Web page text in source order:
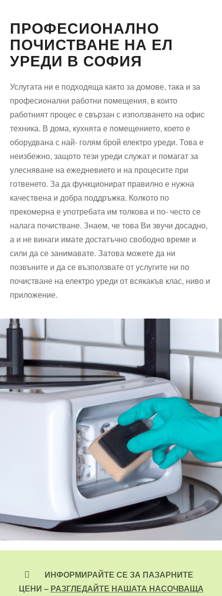
ПРОФЕСИОНАЛНО
ПОЧИСТВАНЕ НА ЕЛ
УРЕДИ В СОФИЯ
Услугата ни е подходяща както за домове, така и за
професионални работни помещения, в които
работният процес е свързан с използването на офис
техника. В дома, кухнята е помещението, което е
оборудвана с най- голям брой електро уреди. Това е
неизбежно, защото тези уреди служат и помагат за
улесняване на ежедневието и на процесите при
готвенето. За да функционират правилно е нужна
качествена и добра поддръжка. Колкото по
прекомерна е употребата им толкова и по- често се
налага почистване. Знаем, че това Ви звучи досадно,
а и не винаги имате достатъчно свободно време и
сили да се занимавате. Затова можете да ни
позвъните и да се възползвате от услугите ни по
почистване на електро уреди от всякакъв клас, ниво и
приложение.
ИНФОРМИРАЙТЕ СЕ ЗА ПАЗАРНИТЕ
ЦЕНИ – РАЗГЛЕДАЙТЕ НАШАТА НАСОЧВАЩА